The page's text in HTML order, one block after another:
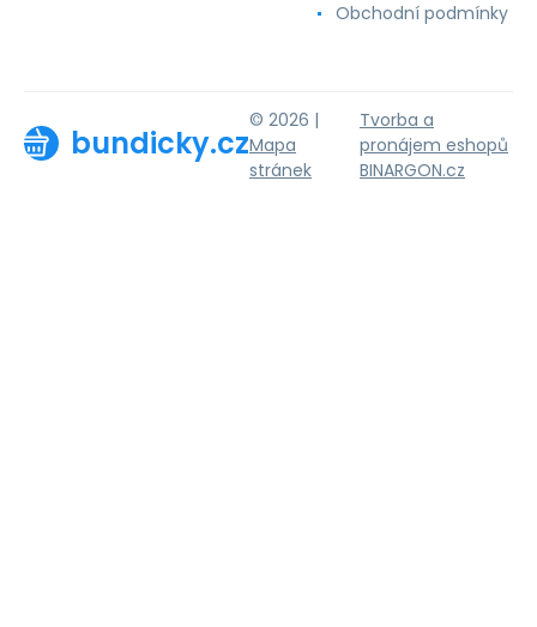
Obchodní podmínky
bundicky.cz
© 2026 |
Mapa
stránek
Tvorba a
pronájem eshopů
BINARGON.cz